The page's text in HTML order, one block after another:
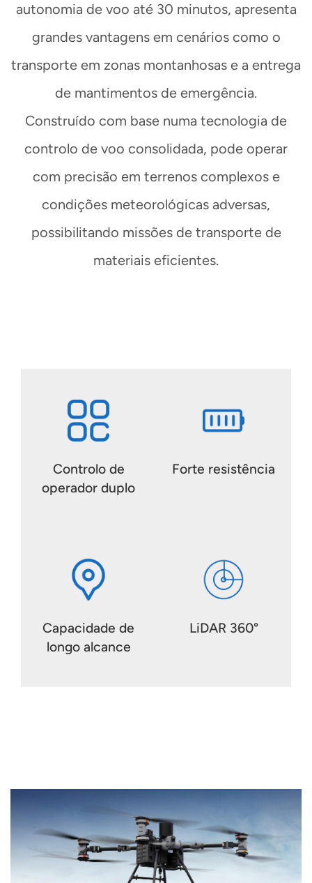
autonomia de voo até 30 minutos, apresenta
grandes vantagens em cenários como o
transporte em zonas montanhosas e a entrega
de mantimentos de emergência.
Construído com base numa tecnologia de
controlo de voo consolidada, pode operar
com precisão em terrenos complexos e
condições meteorológicas adversas,
possibilitando missões de transporte de
materiais eficientes.
Controlo de
operador duplo
Forte resistência
Capacidade de
longo alcance
LiDAR 360°